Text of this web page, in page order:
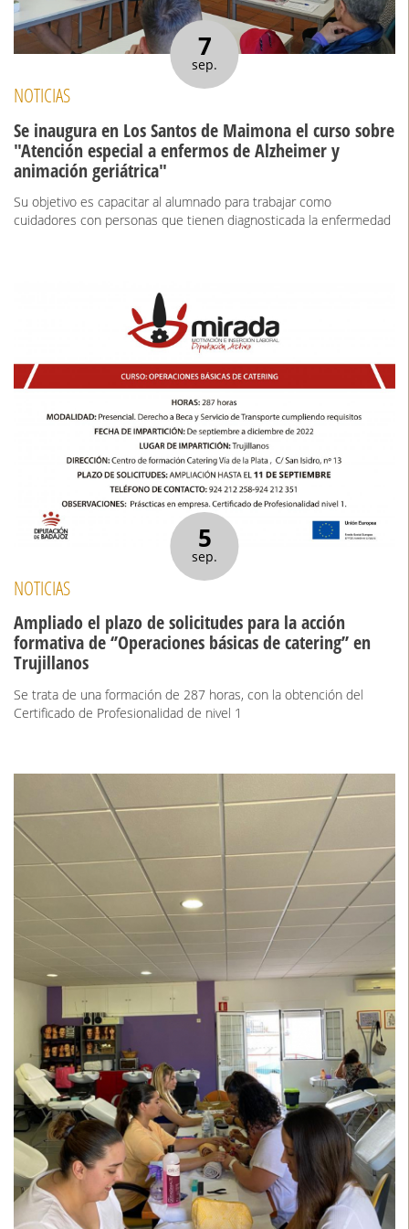
7
sep.
NOTICIAS
Se inaugura en Los Santos de Maimona el curso sobre
"Atención especial a enfermos de Alzheimer y
animación geriátrica"
Su objetivo es capacitar al alumnado para trabajar como
cuidadores con personas que tienen diagnosticada la enfermedad
5
sep.
NOTICIAS
Ampliado el plazo de solicitudes para la acción
formativa de ‘’Operaciones básicas de catering’’ en
Trujillanos
Se trata de una formación de 287 horas, con la obtención del
Certificado de Profesionalidad de nivel 1